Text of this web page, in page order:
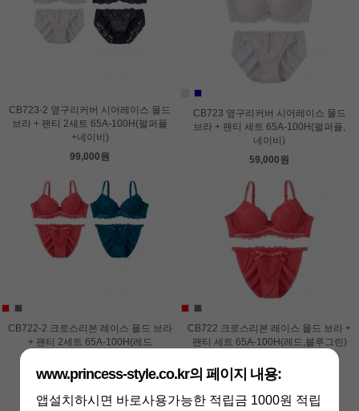
CB723-2 옆구리커버 시어레이스 몰드
브라 + 팬티 2세트 65A-100H(펄퍼플
+네이비)
99,000원
CB723 옆구리커버 시어레이스 몰드
브라 + 팬티 세트 65A-100H(펄퍼플,
네이비)
59,000원
CB722-2 크로스리본 레이스 몰드 브라
+ 팬티 2세트 65A-100H(레드
99,000원
CB722 크로스리본 레이스 몰드 브라 +
팬티 세트 65A-100H(레드,블루그린)
www.princess-style.co.kr의 페이지 내용:
앱설치하시면 바로사용가능한 적립금 1000원 적립